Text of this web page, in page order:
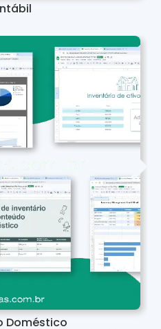
Doméstico